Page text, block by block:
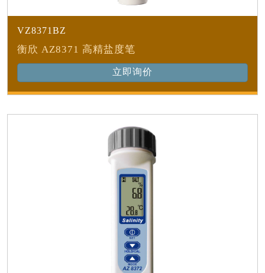
VZ8371BZ
衡欣 AZ8371 高精盐度笔
立即询价